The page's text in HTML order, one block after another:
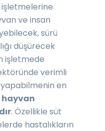
işletmelerine
ve insan
sürü
düşürecek
işletmede
verimli
en
hayvan
. Özellikle süt
hastalıkların